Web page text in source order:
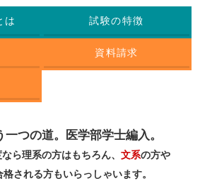
は 試験の特徴
資料請求
一つの道。医学部学士編入。
ら理系の方はもちろん、 文系の方や
格される方もいらっしゃいます。